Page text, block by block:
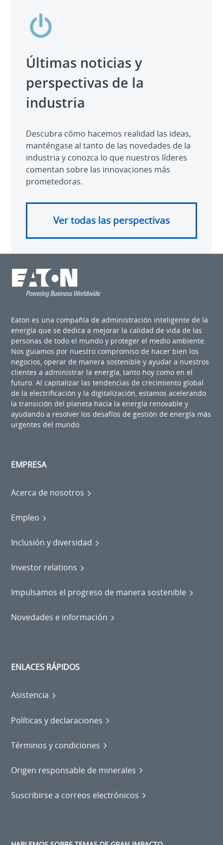
Últimas noticias y
perspectivas de la
industria
Descubra cómo hacemos realidad las ideas,
manténgase al tanto de las novedades de la
industria y conozca lo que nuestros líderes
comentan sobre las innovaciones más
prometedoras.
Ver todas las perspectivas
Eaton es una compañía de administración inteligente de la
energía que se dedica a mejorar la calidad de vida de las
personas de todo el mundo y proteger el medio ambiente.
Nos guiamos por nuestro compromiso de hacer bien los
negocios, operar de manera sostenible y ayudar a nuestros
clientes a administrar la energía, tanto hoy como en el
futuro. Al capitalizar las tendencias de crecimiento global
de la electrificación y la digitalización, estamos acelerando
la transición del planeta hacia la energía renovable y
ayudando a resolver los desafíos de gestión de energía más
urgentes del mundo.
EMPRESA
Acerca de nosotros
Empleo
Inclusión y diversidad
Investor relations
Impulsamos el progreso de manera sostenible
Novedades e información
ENLACES RÁPIDOS
Asistencia
Políticas y declaraciones
Términos y condiciones
Origen responsable de minerales
Suscribirse a correos electrónicos